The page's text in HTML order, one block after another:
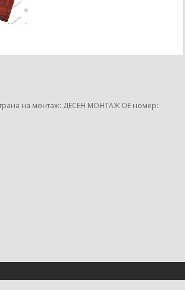
на монтаж: ДЕСЕН МОНТАЖ ОЕ номер: